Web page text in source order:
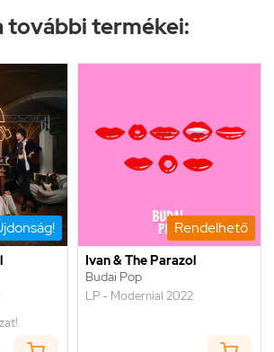
további termékei:
Rendelhető
Ivan & The Parazol
Budai Pop
LP - Modernial 2022